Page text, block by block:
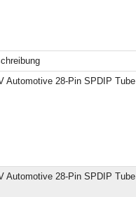
Automotive 28-Pin SPDIP Tube
Automotive 28-Pin SPDIP Tube